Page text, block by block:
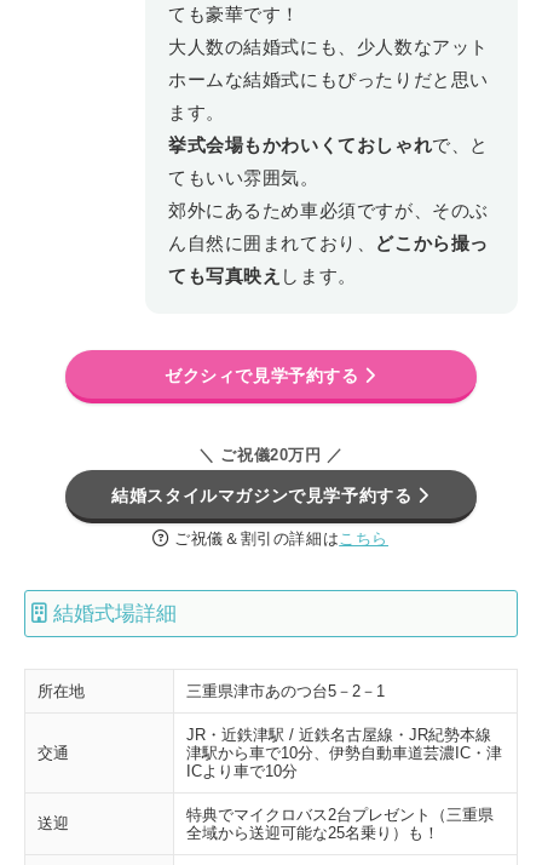
ても豪華です！
大人数の結婚式にも、少人数なアット
ホームな結婚式にもぴったりだと思い
ます。
挙式会場もかわいくておしゃれで、と
てもいい雰囲気。
郊外にあるため車必須ですが、そのぶ
ん自然に囲まれており、
どこから撮っ
ても写真映え します。
ゼクシィで見学予約する
＼ ご祝儀20万円 ／
結婚スタイルマガジンで見学予約する
ご祝儀＆割引の詳細は こちら
結婚式場詳細
所在地 三重県津市あのつ台5－2－1
交通
JR・近鉄津駅 / 近鉄名古屋線・JR紀勢本線
津駅から車で10分、伊勢自動車道芸濃IC・津
ICより車で10分
送迎
特典でマイクロバス2台プレゼント（三重県
全域から送迎可能な25名乗り）も！